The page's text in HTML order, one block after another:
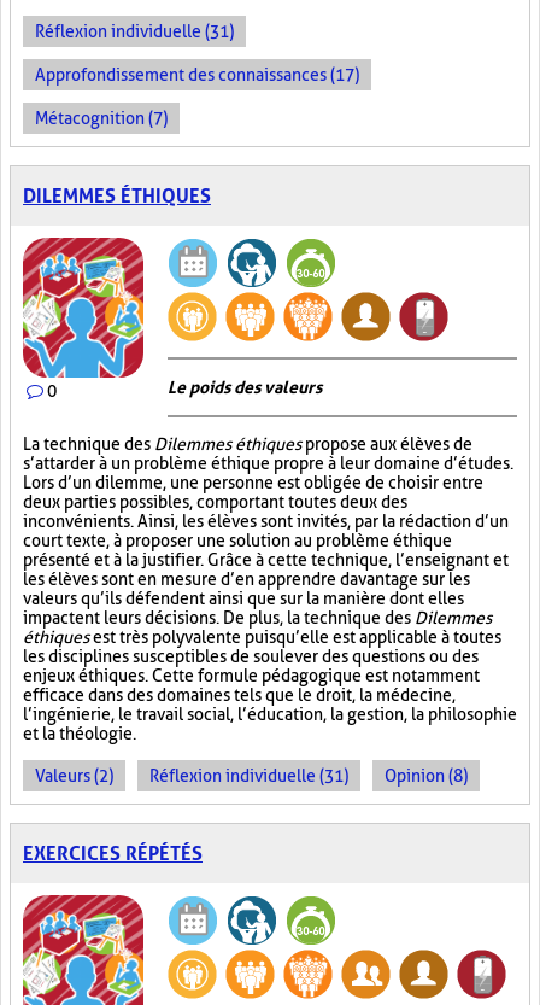
Réflexion individuelle (31)
Approfondissement des connaissances (17)
Métacognition (7)
DILEMMES ÉTHIQUES
0 Le poids des valeurs
La technique des Dilemmes éthiquespropose aux élèves de
s’attarder à un problème éthique propre à leur domaine d’études.
Lors d’un dilemme, une personne est obligée de choisir entre
deux parties possibles, comportant toutes deux des
inconvénients. Ainsi, les élèves sont invités, par la rédaction d’un
court texte, à proposer une solution au problème éthique
présenté et à la justifier. Grâce à cette technique, l’enseignant et
les élèves sont en mesure d’en apprendre davantage sur les
valeurs qu’ils défendent ainsi que sur la manière dont elles
impactent leurs décisions. De plus, la technique des Dilemmes
éthiquesest très polyvalente puisqu’elle est applicable à toutes
les disciplines susceptibles de soulever des questions ou des
enjeux éthiques. Cette formule pédagogique est notamment
efficace dans des domaines tels que le droit, la médecine,
l’ingénierie, le travail social, l’éducation, la gestion, la philosophie
et la théologie.
Valeurs (2) Réflexion individuelle (31) Opinion (8)
EXERCICES RÉPÉTÉS